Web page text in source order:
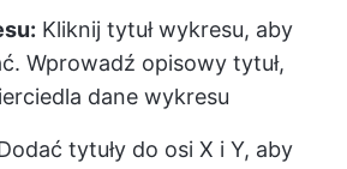
Kliknij tytuł wykresu, aby
Wprowadź opisowy tytuł,
dane wykresu
tytuły do osi X i Y, aby